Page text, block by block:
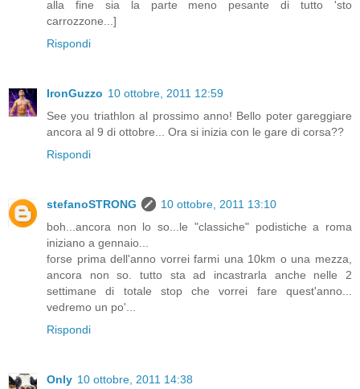
alla fine sia la parte meno pesante di tutto 'sto
carrozzone...]
Rispondi
IronGuzzo 10 ottobre, 2011 12:59
See you triathlon al prossimo anno! Bello poter gareggiare
ancora al 9 di ottobre... Ora si inizia con le gare di corsa??
Rispondi
stefanoSTRONG
10 ottobre, 2011 13:10
boh...ancora non lo so...le "classiche" podistiche a roma
iniziano a gennaio...
forse prima dell'anno vorrei farmi una 10km o una mezza,
ancora non so. tutto sta ad incastrarla anche nelle 2
settimane di totale stop che vorrei fare quest'anno...
vedremo un po'...
Rispondi
Only 10 ottobre, 2011 14:38